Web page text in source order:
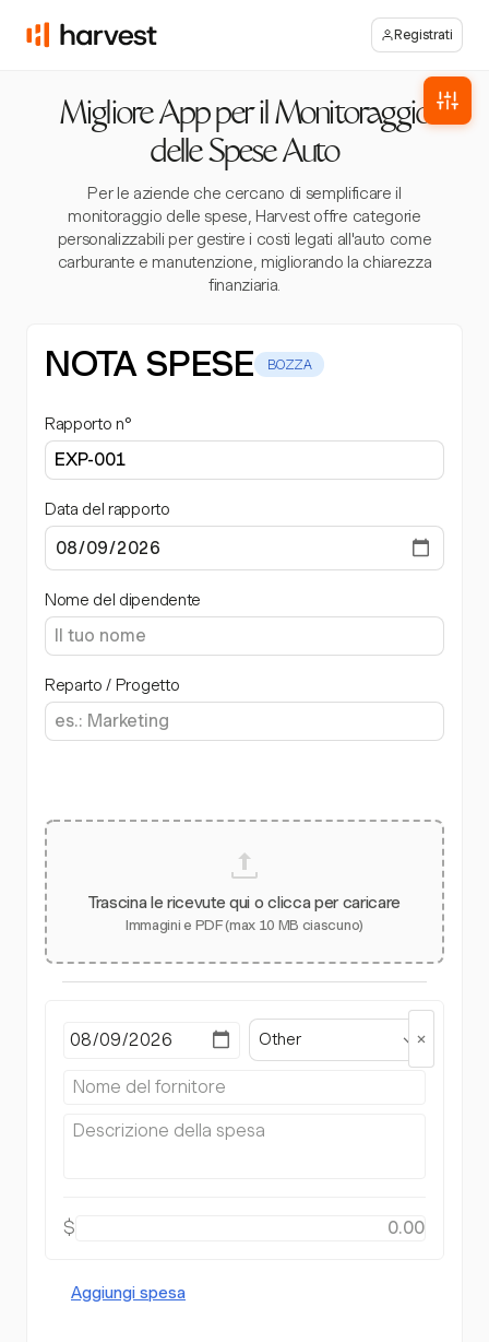
Registrati
Migliore App per il Monitoraggio
delle Spese Auto
Per le aziende che cercano di semplificare il
monitoraggio delle spese, Harvest offre categorie
personalizzabili per gestire i costi legati all'auto come
carburante e manutenzione, migliorando la chiarezza
finanziaria.
NOTA SPESE BOZZA
Rapporto n°
Data del rapporto
Nome del dipendente
Reparto / Progetto
Trascina le ricevute qui o clicca per caricare
Immagini e PDF (max 10 MB ciascuno)
Other
$
Aggiungi spesa